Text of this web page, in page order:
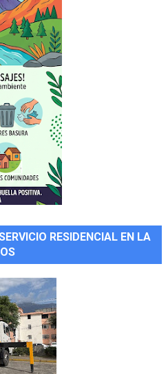
RESIDENCIAL EN LA